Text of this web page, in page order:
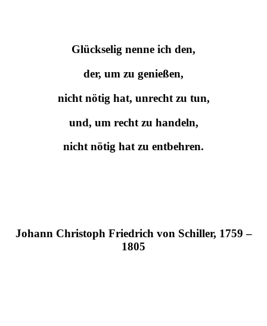
Glückselig nenne ich den,
der, um zu genießen,
nicht nötig hat, unrecht zu tun,
und, um recht zu handeln,
nicht nötig hat zu entbehren.
Johann Christoph Friedrich von Schiller, 1759 –
1805